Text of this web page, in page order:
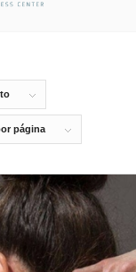
página